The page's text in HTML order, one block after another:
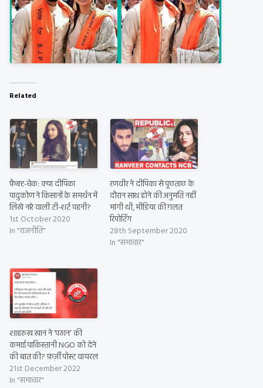
Related
फ़ैक्ट-चेक: क्या दीपिका
पादुकोण ने किसानों के समर्थन में
लिखे नारे वाली टी-शर्ट पहनी?
1st October 2020
In "राजनीति"
रणवीर ने दीपिका से पूछताछ के
दौरान साथ होने की अनुमति नहीं
मांगी थी, मीडिया की ग़लत
रिपोर्टिंग
28th September 2020
In "समाचार"
शाहरुख खान ने ‘पठान’ की
कमाई पाकिस्तानी NGO को देने
की बात की? फ़र्ज़ी पोस्ट वायरल
21st December 2022
In "समाचार"